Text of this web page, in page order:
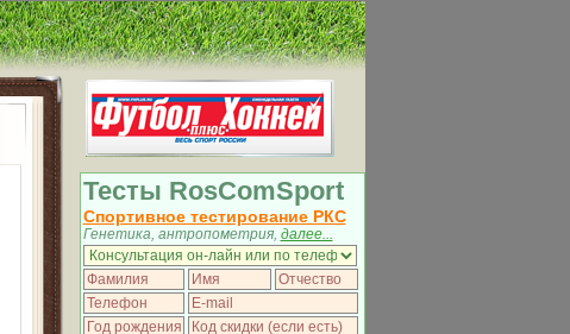
Тесты RosComSport
Спортивное тестирование РКС
Генетика, антропометрия, далее...